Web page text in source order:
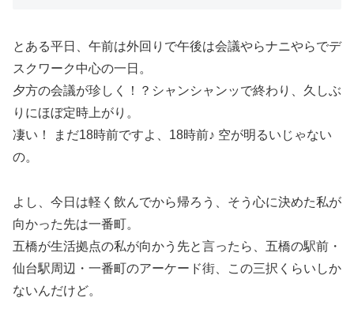
とある平日、午前は外回りで午後は会議やらナニやらでデ
スクワーク中心の一日。
夕方の会議が珍しく！？シャンシャンッで終わり、久しぶ
りにほぼ定時上がり。
凄い！ まだ18時前ですよ、18時前♪ 空が明るいじゃない
の。
よし、今日は軽く飲んでから帰ろう、そう心に決めた私が
向かった先は一番町。
五橋が生活拠点の私が向かう先と言ったら、五橋の駅前・
仙台駅周辺・一番町のアーケード街、この三択くらいしか
ないんだけど。